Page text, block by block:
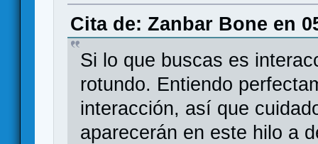
Cita de: Zanbar Bone en
Si lo que buscas es
rotundo. Entiendo
interacción, así que
aparecerán en este hilo a